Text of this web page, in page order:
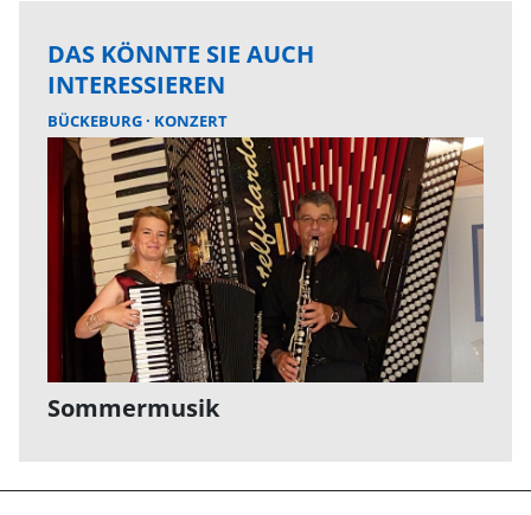
DAS KÖNNTE SIE AUCH
INTERESSIEREN
BÜCKEBURG KONZERT
Sommermusik